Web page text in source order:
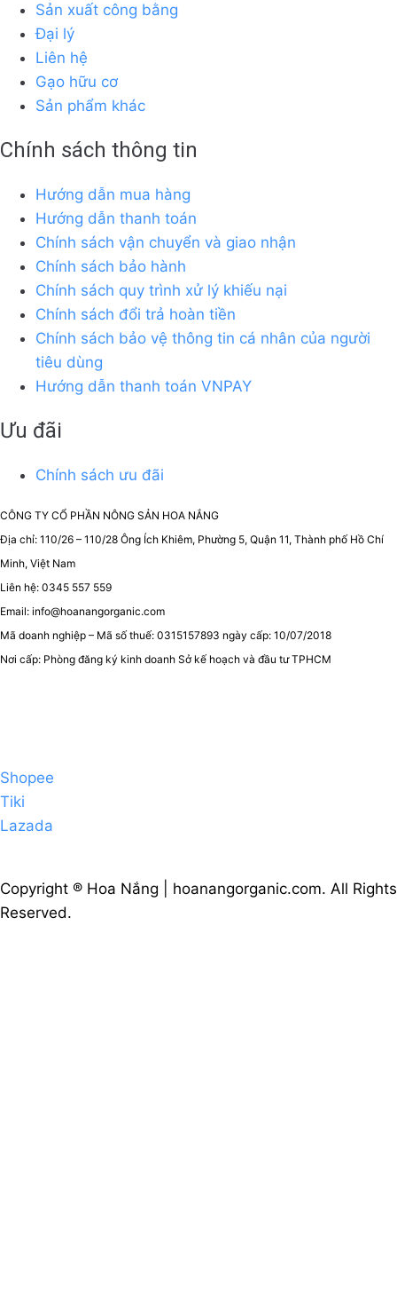
Sản xuất công bằng
Đại lý
Liên hệ
Gạo hữu cơ
Sản phẩm khác
Chính sách thông tin
Hướng dẫn mua hàng
Hướng dẫn thanh toán
Chính sách vận chuyển và giao nhận
Chính sách bảo hành
Chính sách quy trình xử lý khiếu nại
Chính sách đổi trả hoàn tiền
Chính sách bảo vệ thông tin cá nhân của người
tiêu dùng
Hướng dẫn thanh toán VNPAY
Ưu đãi
Chính sách ưu đãi
CÔNG TY CỔ PHẦN NÔNG SẢN HOA NẮNG
Địa chỉ: 110/26 – 110/28 Ông Ích Khiêm, Phường 5, Quận 11, Thành phố Hồ Chí
Minh, Việt Nam
Liên hệ: 0345 557 559
Email: info@hoanangorganic.com
Mã doanh nghiệp – Mã số thuế: 0315157893 ngày cấp: 10/07/2018
Nơi cấp: Phòng đăng ký kinh doanh Sở kế hoạch và đầu tư TPHCM
Shopee
Tiki
Lazada
Copyright ® Hoa Nắng | hoanangorganic.com. All Rights
Reserved.